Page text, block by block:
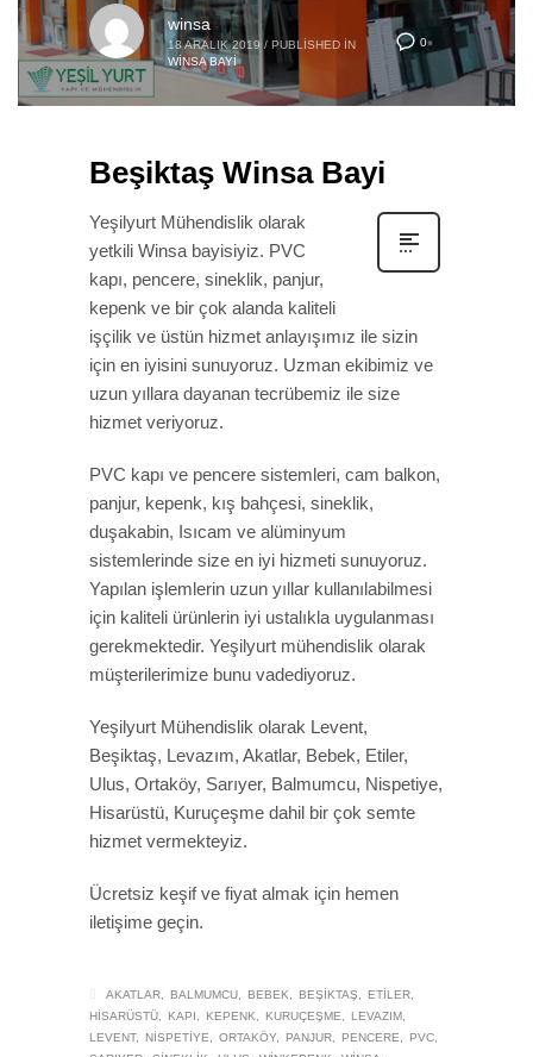
0
winsa
18 ARALIK 2019 / PUBLISHED IN
WINSA BAYI
Beşiktaş Winsa Bayi
Yeşilyurt Mühendislik olarak
yetkili Winsa bayisiyiz. PVC
kapı, pencere, sineklik, panjur,
kepenk ve bir çok alanda kaliteli
işçilik ve üstün hizmet anlayışımız ile sizin
için en iyisini sunuyoruz. Uzman ekibimiz ve
uzun yıllara dayanan tecrübemiz ile size
hizmet veriyoruz.
PVC kapı ve pencere sistemleri, cam balkon,
panjur, kepenk, kış bahçesi, sineklik,
duşakabin, Isıcam ve alüminyum
sistemlerinde size en iyi hizmeti sunuyoruz.
Yapılan işlemlerin uzun yıllar kullanılabilmesi
için kaliteli ürünlerin iyi ustalıkla uygulanması
gerekmektedir. Yeşilyurt mühendislik olarak
müşterilerimize bunu vadediyoruz.
Yeşilyurt Mühendislik olarak Levent,
Beşiktaş, Levazım, Akatlar, Bebek, Etiler,
Ulus, Ortaköy, Sarıyer, Balmumcu, Nispetiye,
Hisarüstü, Kuruçeşme dahil bir çok semte
hizmet vermekteyiz.
Ücretsiz keşif ve fiyat almak için hemen
iletişime geçin.
AKATLAR BALMUMCU BEBEK BEŞIKTAŞ
ETILER
HISARÜSTÜ
KAPI KEPENK KURUÇEŞME
LEVAZIM
LEVENT
NISPETIYE ORTAKÖY PANJUR PENCERE
PVC